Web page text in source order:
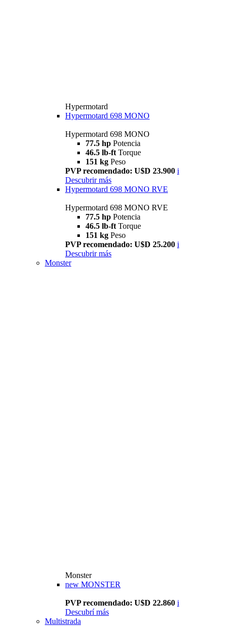
Hypermotard
Hypermotard 698 MONO
Hypermotard 698 MONO
77.5 hp Potencia
46.5 lb-ft Torque
151 kg Peso
PVP recomendado: U$D 23.900 i
Descubrir más
Hypermotard 698 MONO RVE
Hypermotard 698 MONO RVE
77.5 hp Potencia
46.5 lb-ft Torque
151 kg Peso
PVP recomendado: U$D 25.200 i
Descubrir más
Monster
Monster
new MONSTER
PVP recomendado: U$D 22.860 i
Descubrí más
Multistrada